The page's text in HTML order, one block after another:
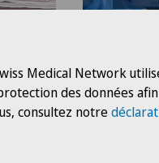
La
réalise
VELYS
gamme
Medical Network
des données afin
consultez notre